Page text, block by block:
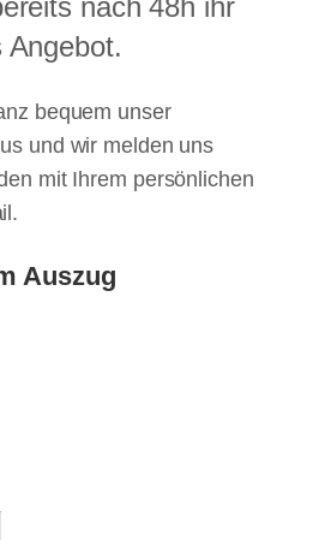
nach 48h ihr
Angebot.
bequem unser
und wir melden uns
mit Ihrem persönlichen
Auszug